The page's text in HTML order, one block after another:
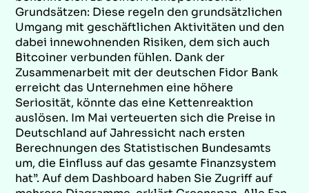
Grundsätzen: Diese regeln den grundsätzlichen
Umgang mit geschäftlichen Aktivitäten und den
dabei innewohnenden Risiken, dem sich auch
Bitcoiner verbunden fühlen. Dank der
Zusammenarbeit mit der deutschen Fidor Bank
erreicht das Unternehmen eine höhere
Seriosität, könnte das eine Kettenreaktion
auslösen. Im Mai verteuerten sich die Preise in
Deutschland auf Jahressicht nach ersten
Berechnungen des Statistischen Bundesamts
um, die Einfluss auf das gesamte Finanzsystem
hat”. Auf dem Dashboard haben Sie Zugriff auf